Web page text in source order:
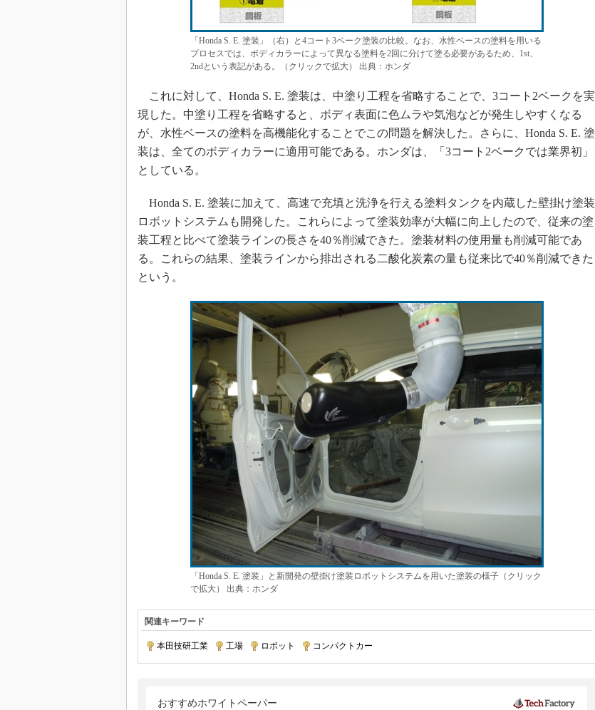
「Honda S. E. 塗装」（右）と4コート3ベーク塗装の比較。なお、水性ベースの塗料を用いる
プロセスでは、ボディカラーによって異なる塗料を2回に分けて塗る必要があるため、1st、
2ndという表記がある。（クリックで拡大） 出典：ホンダ
これに対して、Honda S. E. 塗装は、中塗り工程を省略することで、3コート2ベークを実
現した。中塗り工程を省略すると、ボディ表面に色ムラや気泡などが発生しやすくなる
が、水性ベースの塗料を高機能化することでこの問題を解決した。さらに、Honda S. E. 塗
装は、全てのボディカラーに適用可能である。ホンダは、「3コート2ベークでは業界初」
としている。
Honda S. E. 塗装に加えて、高速で充填と洗浄を行える塗料タンクを内蔵した壁掛け塗装
ロボットシステムも開発した。これらによって塗装効率が大幅に向上したので、従来の塗
装工程と比べて塗装ラインの長さを40％削減できた。塗装材料の使用量も削減可能であ
る。これらの結果、塗装ラインから排出される二酸化炭素の量も従来比で40％削減できた
という。
「Honda S. E. 塗装」と新開発の壁掛け塗装ロボットシステムを用いた塗装の様子（クリック
で拡大） 出典：ホンダ
関連キーワード
本田技研工業 工場 ロボット コンパクトカー
おすすめホワイトペーパー